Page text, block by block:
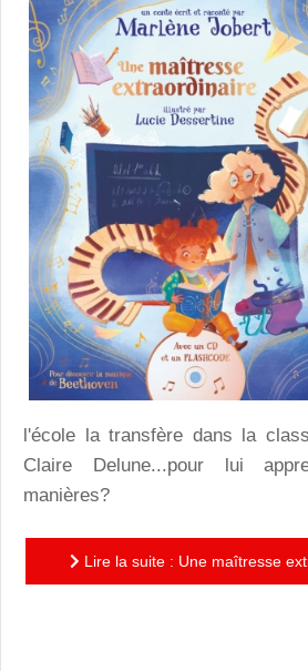
l'école la transfère dans la
Claire Delune...pour lui
manières?
Lire la suite : Une maîtresse